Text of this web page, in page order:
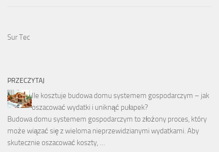
Sur Tec
PRZECZYTAJ
Ile kosztuje budowa domu systemem gospodarczym – jak
oszacować wydatki i uniknąć pułapek?
Budowa domu systemem gospodarczym to złożony proces, który
może wiązać się z wieloma nieprzewidzianymi wydatkami. Aby
skutecznie oszacować koszty, …